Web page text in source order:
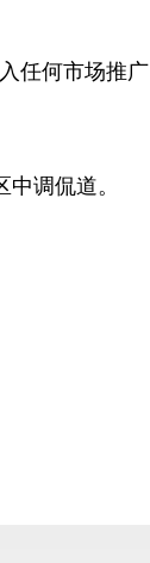
任何市场推广
调侃道。